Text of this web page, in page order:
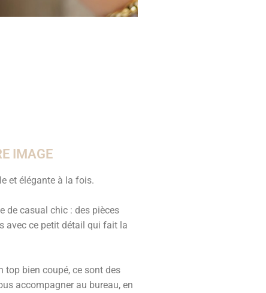
IMAGE
et élégante à la fois.
de casual chic : des pièces
avec ce petit détail qui fait la
top bien coupé, ce sont des
accompagner au bureau, en